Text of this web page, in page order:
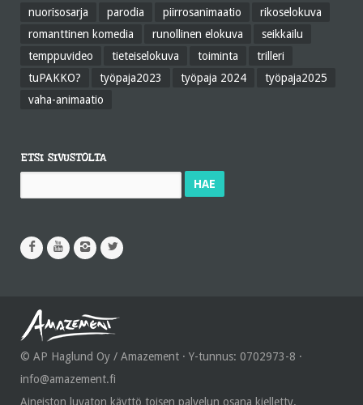
nuorisosarja
parodia piirrosanimaatio
rikoselokuva
romanttinen komedia
runollinen elokuva
seikkailu
temppuvideo
tieteiselokuva toiminta
trilleri
tuPAKKO?
työpaja2023 työpaja 2024
työpaja2025
vaha-animaatio
ETSI SIVUSTOLTA
© AP Haglund Oy / Amazement · Y-tunnus: 0702973-8 ·
info@amazement.fi
Aineiston luvaton käyttö toisen palvelun osana kielletty.